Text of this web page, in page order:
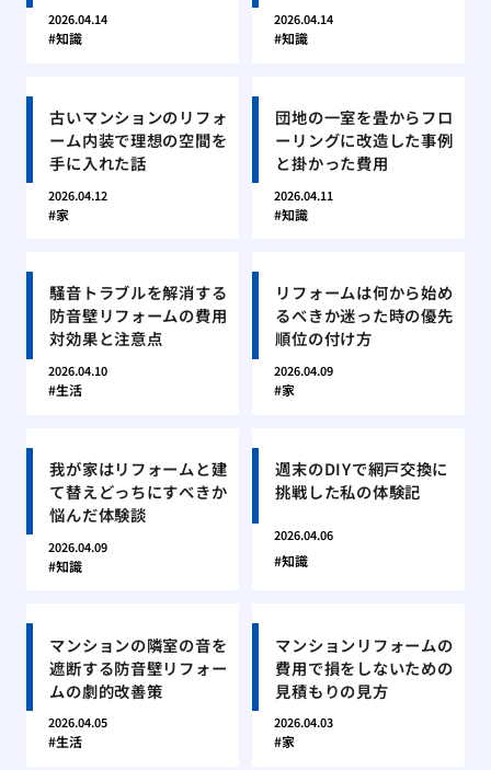
2026.04.14
知識
2026.04.14
知識
古いマンションのリフォ
ーム内装で理想の空間を
手に入れた話
2026.04.12
家
団地の一室を畳からフロ
ーリングに改造した事例
と掛かった費用
2026.04.11
知識
騒音トラブルを解消する
防音壁リフォームの費用
対効果と注意点
2026.04.10
生活
リフォームは何から始め
るべきか迷った時の優先
順位の付け方
2026.04.09
家
我が家はリフォームと建
て替えどっちにすべきか
悩んだ体験談
2026.04.09
知識
週末のDIYで網戸交換に
挑戦した私の体験記
2026.04.06
知識
マンションの隣室の音を
遮断する防音壁リフォー
ムの劇的改善策
2026.04.05
生活
マンションリフォームの
費用で損をしないための
見積もりの見方
2026.04.03
家